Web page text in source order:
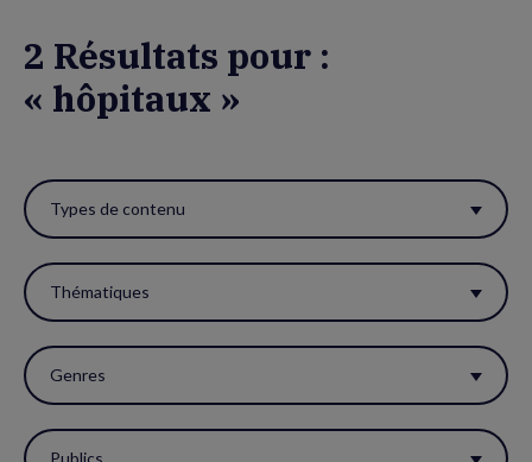
2 Résultats pour :
« hôpitaux »
ces
filtres
pour
réactualiser
la
page.
Types de contenu
Thématiques
Genres
Publics